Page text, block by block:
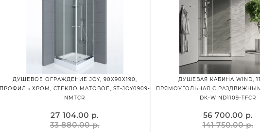
ДУШЕВОЕ ОГРАЖДЕНИЕ JOY, 90X90X190,
ПРОФИЛЬ ХРОМ, СТЕКЛО МАТОВОЕ, ST-JOY0909-
NMTCR
27 104.00 р.
33 880.00 р.
ДУШЕВАЯ КАБИНА WIND,
ПРЯМОУГОЛЬНАЯ С
DK-WIND1109-TFCR
56 700.00 р.
141 750.00 р.